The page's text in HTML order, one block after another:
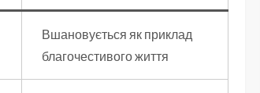
Вшановується як приклад
благочестивого життя